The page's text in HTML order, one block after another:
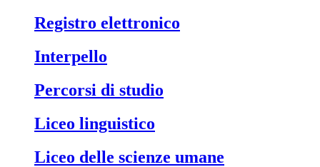
registro elettronico
interpello
percorsi di studio
liceo linguistico
liceo delle scienze umane